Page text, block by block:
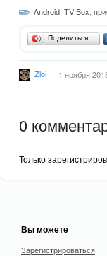
Android TV Box
Поделиться…
Zloi 1 ноября
0
Только
Вы можете
Зарегистрироваться